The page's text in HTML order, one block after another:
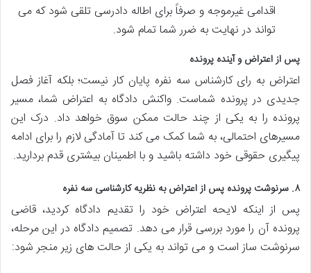
اقدامی غیرموجه و صرفاً برای اطاله دادرسی تلقی شود که می
تواند در نهایت به ضرر شما تمام شود.
پس از اعتراض و آینده پرونده
اعتراض به رای کارشناس سه نفره پایان کار نیست؛ بلکه آغاز فصل
جدیدی در پرونده شماست. واکنش دادگاه به اعتراض شما، مسیر
پرونده را به یکی از چند حالت ممکن سوق خواهد داد. درک این
مسیرهای احتمالی، به شما کمک می کند تا آمادگی لازم را برای ادامه
پیگیری حقوقی خود داشته باشید و با اطمینان بیشتری قدم بردارید.
۸. سرنوشت پرونده پس از اعتراض به نظریه کارشناسی سه نفره
پس از اینکه لایحه اعتراض خود را تقدیم دادگاه کردید، قاضی
پرونده آن را مورد بررسی قرار می دهد. تصمیم دادگاه در این مرحله،
سرنوشت ساز است و می تواند به یکی از حالت های زیر منجر شود: